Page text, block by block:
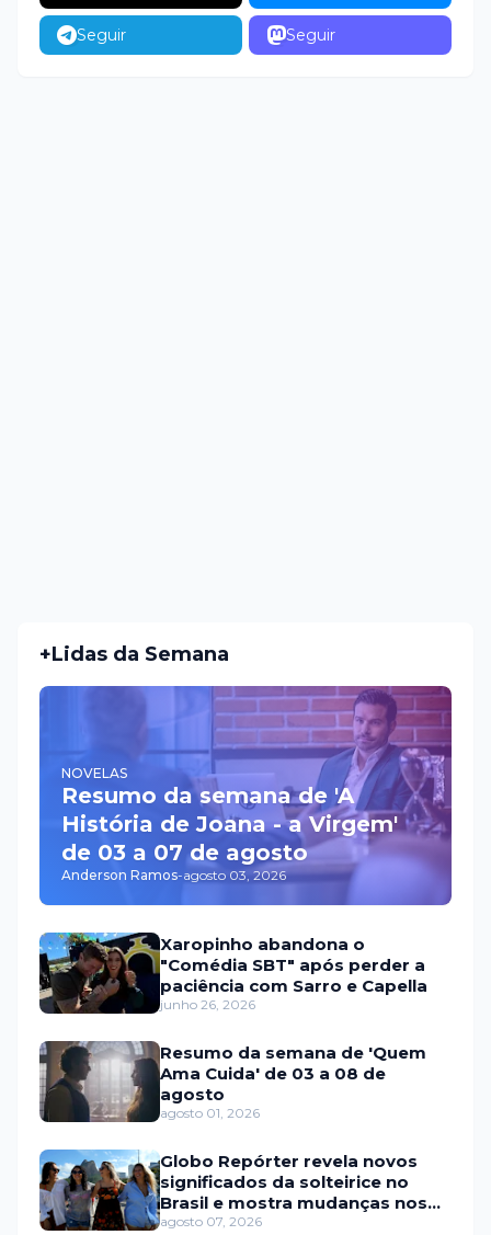
Seguir Seguir
+Lidas da Semana
NOVELAS
Resumo da semana de 'A
História de Joana - a Virgem'
de 03 a 07 de agosto
Anderson Ramos-agosto 03, 2026
Xaropinho abandona o
"Comédia SBT" após perder a
paciência com Sarro e Capella
junho 26, 2026
Resumo da semana de 'Quem
Ama Cuida' de 03 a 08 de
agosto
agosto 01, 2026
Globo Repórter revela novos
significados da solteirice no
Brasil e mostra mudanças nos
relacionamentos
agosto 07, 2026